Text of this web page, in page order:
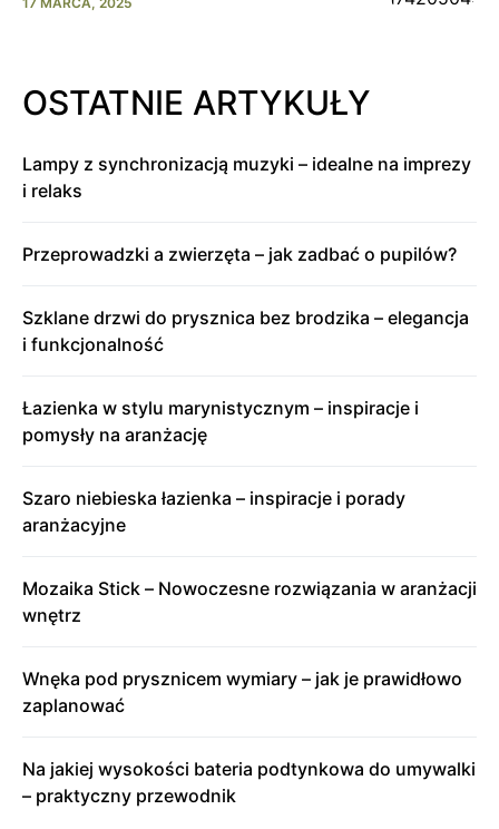
OSTATNIE ARTYKUŁY
Lampy z synchronizacją muzyki – idealne na imprezy
i relaks
Przeprowadzki a zwierzęta – jak zadbać o pupilów?
Szklane drzwi do prysznica bez brodzika – elegancja
i funkcjonalność
Łazienka w stylu marynistycznym – inspiracje i
pomysły na aranżację
Szaro niebieska łazienka – inspiracje i porady
aranżacyjne
Mozaika Stick – Nowoczesne rozwiązania w aranżacji
wnętrz
Wnęka pod prysznicem wymiary – jak je prawidłowo
zaplanować
Na jakiej wysokości bateria podtynkowa do umywalki
– praktyczny przewodnik